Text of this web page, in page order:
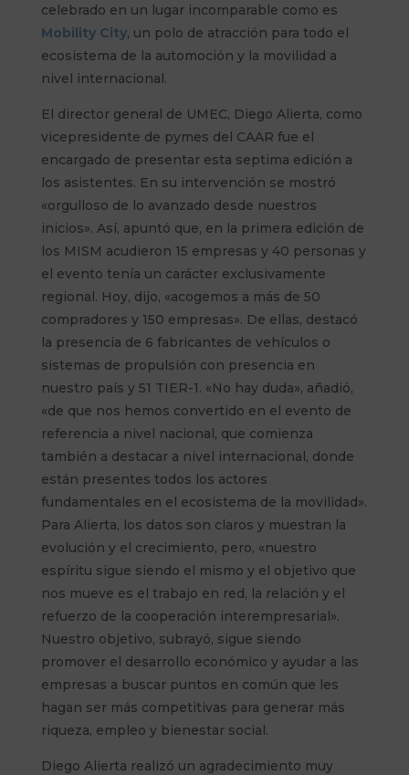
celebrado en un lugar incomparable como es
Mobility City, un polo de atracción para todo el
ecosistema de la automoción y la movilidad a
nivel internacional.
El director general de UMEC, Diego Alierta, como
vicepresidente de pymes del CAAR fue el
encargado de presentar esta septima edición a
los asistentes. En su intervención se mostró
«orgulloso de lo avanzado desde nuestros
inicios». Así, apuntó que, en la primera edición de
los MISM acudieron 15 empresas y 40 personas y
el evento tenía un carácter exclusivamente
regional. Hoy, dijo, «acogemos a más de 50
compradores y 150 empresas». De ellas, destacó
la presencia de 6 fabricantes de vehículos o
sistemas de propulsión con presencia en
nuestro país y 51 TIER-1. «No hay duda», añadió,
«de que nos hemos convertido en el evento de
referencia a nivel nacional, que comienza
también a destacar a nivel internacional, donde
están presentes todos los actores
fundamentales en el ecosistema de la movilidad».
Para Alierta, los datos son claros y muestran la
evolución y el crecimiento, pero, «nuestro
espíritu sigue siendo el mismo y el objetivo que
nos mueve es el trabajo en red, la relación y el
refuerzo de la cooperación interempresarial».
Nuestro objetivo, subrayó, sigue siendo
promover el desarrollo económico y ayudar a las
empresas a buscar puntos en común que les
hagan ser más competitivas para generar más
riqueza, empleo y bienestar social.
Diego Alierta realizó un agradecimiento muy